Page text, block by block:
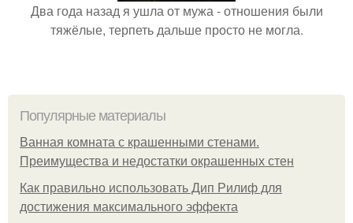
Два года назад я ушла от мужа - отношения были
тяжёлые, терпеть дальше просто не могла.
Популярные материалы
Ванная комната с крашенными стенами.
Преимущества и недостатки окрашенных стен
Как правильно использовать Дип Рилиф для
достижения максимального эффекта